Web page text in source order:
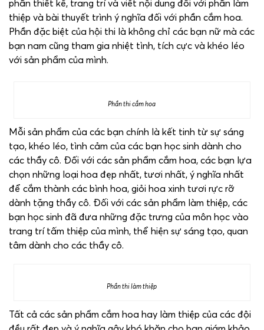
phần thiết kế, trang trí và viết nội dung đối với phần làm
thiệp và bài thuyết trình ý nghĩa đối với phần cắm hoa.
Phần đặc biệt của hội thi là không chỉ các bạn nữ mà các
bạn nam cũng tham gia nhiệt tình, tích cực và khéo léo
với sản phẩm của mình.
Phần thi cắm hoa
Mỗi sản phẩm của các bạn chính là kết tinh từ sự sáng
tạo, khéo léo, tình cảm của các bạn học sinh dành cho
các thầy cô. Đối với các sản phẩm cắm hoa, các bạn lựa
chọn những loại hoa đẹp nhất, tươi nhất, ý nghĩa nhất
để cắm thành các bình hoa, giỏi hoa xinh tươi rực rỡ
dành tặng thầy cô. Đối với các sản phẩm làm thiệp, các
bạn học sinh đã đưa những đặc trưng của môn học vào
trang trí tấm thiệp của mình, thể hiện sự sáng tạo, quan
tâm dành cho các thầy cô.
Phần thi làm thiệp
Tất cả các sản phẩm cắm hoa hay làm thiệp của các đội